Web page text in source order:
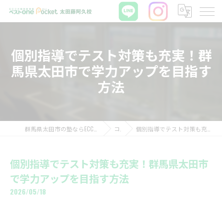
個別指導でテスト対策も充実！群
馬県太田市で学力アップを目指す
方法
コラム 個別指導でテスト対策も充実！群馬県太田市で学力アップを目指す方法
個別指導でテスト対策も充実！群馬県太田市
で学力アップを目指す方法
2026/05/18